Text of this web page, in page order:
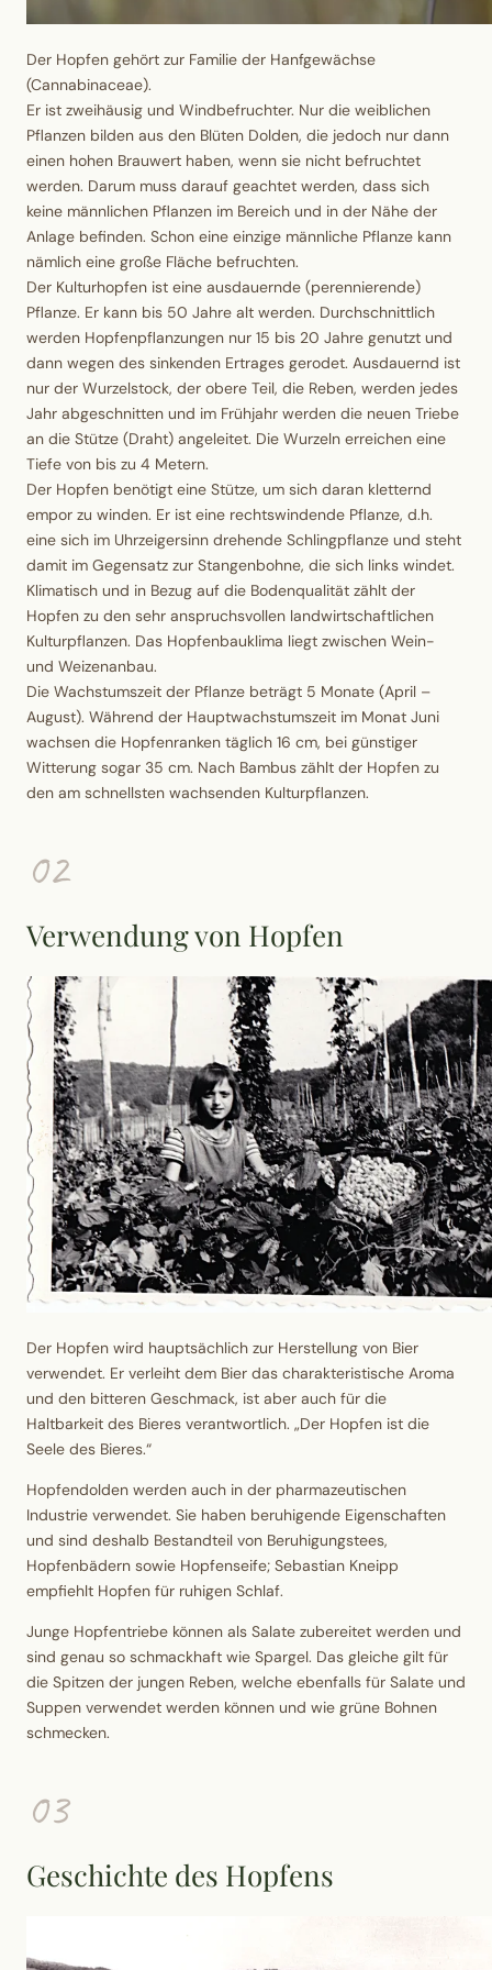
Der Hopfen gehört zur Familie der Hanfgewächse
(Cannabinaceae).
Er ist zweihäusig und Windbefruchter. Nur die weiblichen
Pflanzen bilden aus den Blüten Dolden, die jedoch nur dann
einen hohen Brauwert haben, wenn sie nicht befruchtet
werden. Darum muss darauf geachtet werden, dass sich
keine männlichen Pflanzen im Bereich und in der Nähe der
Anlage befinden. Schon eine einzige männliche Pflanze kann
nämlich eine große Fläche befruchten.
Der Kulturhopfen ist eine ausdauernde (perennierende)
Pflanze. Er kann bis 50 Jahre alt werden. Durchschnittlich
werden Hopfenpflanzungen nur 15 bis 20 Jahre genutzt und
dann wegen des sinkenden Ertrages gerodet. Ausdauernd ist
nur der Wurzelstock, der obere Teil, die Reben, werden jedes
Jahr abgeschnitten und im Frühjahr werden die neuen Triebe
an die Stütze (Draht) angeleitet. Die Wurzeln erreichen eine
Tiefe von bis zu 4 Metern.
Der Hopfen benötigt eine Stütze, um sich daran kletternd
empor zu winden. Er ist eine rechtswindende Pflanze, d.h.
eine sich im Uhrzeigersinn drehende Schlingpflanze und steht
damit im Gegensatz zur Stangenbohne, die sich links windet.
Klimatisch und in Bezug auf die Bodenqualität zählt der
Hopfen zu den sehr anspruchsvollen landwirtschaftlichen
Kulturpflanzen. Das Hopfenbauklima liegt zwischen Wein-
und Weizenanbau.
Die Wachstumszeit der Pflanze beträgt 5 Monate (April –
August). Während der Hauptwachstumszeit im Monat Juni
wachsen die Hopfenranken täglich 16 cm, bei günstiger
Witterung sogar 35 cm. Nach Bambus zählt der Hopfen zu
den am schnellsten wachsenden Kulturpflanzen.
02
Verwendung von Hopfen
Der Hopfen wird hauptsächlich zur Herstellung von Bier
verwendet. Er verleiht dem Bier das charakteristische Aroma
und den bitteren Geschmack, ist aber auch für die
Haltbarkeit des Bieres verantwortlich. „Der Hopfen ist die
Seele des Bieres.“
Hopfendolden werden auch in der pharmazeutischen
Industrie verwendet. Sie haben beruhigende Eigenschaften
und sind deshalb Bestandteil von Beruhigungstees,
Hopfenbädern sowie Hopfenseife; Sebastian Kneipp
empfiehlt Hopfen für ruhigen Schlaf.
Junge Hopfentriebe können als Salate zubereitet werden und
sind genau so schmackhaft wie Spargel. Das gleiche gilt für
die Spitzen der jungen Reben, welche ebenfalls für Salate und
Suppen verwendet werden können und wie grüne Bohnen
schmecken.
03
Geschichte des Hopfens